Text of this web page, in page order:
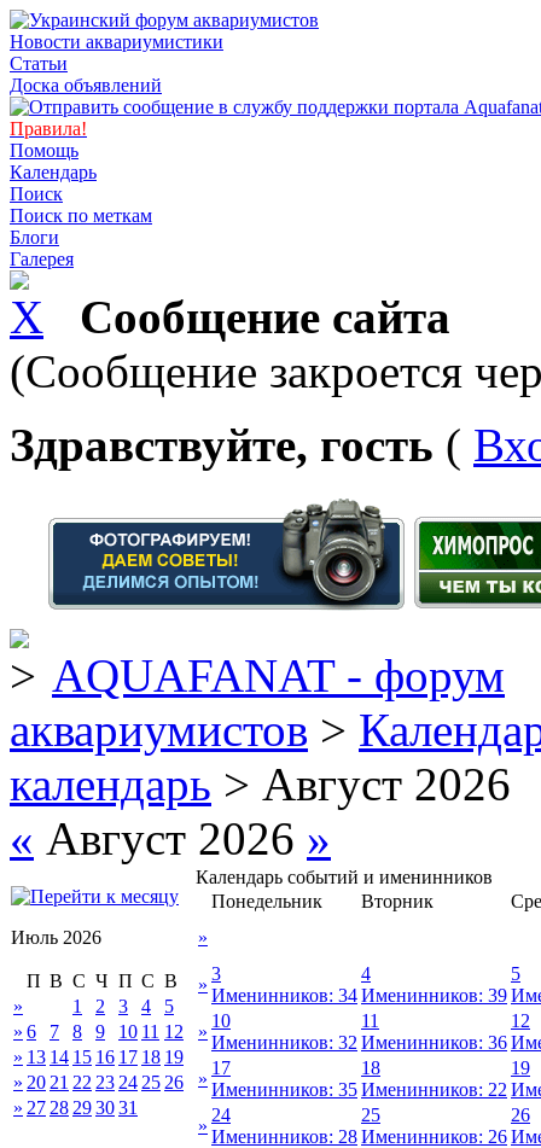
Новости аквариумистики
Статьи
Доска объявлений
Правила!
Помощь
Календарь
Поиск
Поиск по меткам
Блоги
Галерея
Сообщение сайта
(Сообщение закроется
Здравствуйте, гость (
AQUAFANAT - форум
аквариумистов >
календарь > Август 2026
« Август 2026 »
Июль 2026
П В С Ч П С В
»
1 2 3 4
5
» 6 7 8 9 10 11 12
» 13 14 15 16 17 18 19
» 20 21 22 23 24 25 26
» 27 28 293031
Календарь событий и именинников
Понедельник
Вторник
»
»
3
Именинников: 34
4
Именинников: 39
5
»
10
Именинников: 32
11
Именинников: 36
12
»
17
Именинников: 35
18
Именинников: 22
19
»
24
Именинников: 28
25
Именинников: 26
26